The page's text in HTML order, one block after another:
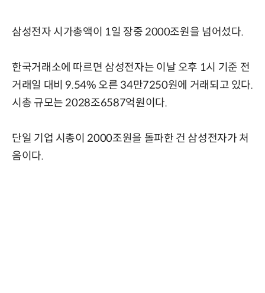
삼성전자 시가총액이 1일 장중 2000조원을 넘어섰다.
한국거래소에 따르면 삼성전자는 이날 오후 1시 기준 전
거래일 대비 9.54% 오른 34만7250원에 거래되고 있다.
시총 규모는 2028조6587억원이다.
단일 기업 시총이 2000조원을 돌파한 건 삼성전자가 처
음이다.